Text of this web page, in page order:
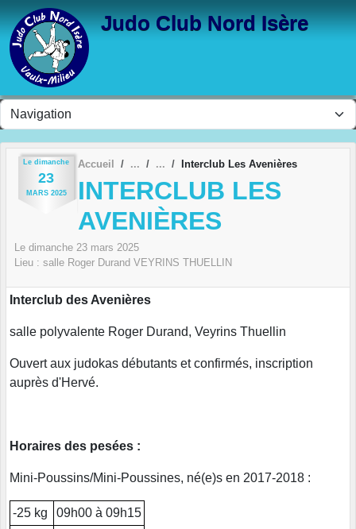
Judo Club Nord Isère
Le dimanche
23
MARS 2025
Accueil Interclub Les Avenières
INTERCLUB LES
AVENIÈRES
Le dimanche 23 mars 2025
Lieu : salle Roger Durand VEYRINS THUELLIN
Interclub des Avenières
salle polyvalente Roger Durand, Veyrins Thuellin
Ouvert aux judokas débutants et confirmés, inscription
auprès d'Hervé.
Horaires des pesées :
Mini-Poussins/Mini-Poussines, né(e)s en 2017-2018 :
-25 kg
09h00 à 09h15
Panneau de gestion des cookies